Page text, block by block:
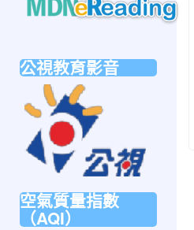
https://mdnereading.mdnkids.com
公視教育影音
空氣質量指數
（AQI）